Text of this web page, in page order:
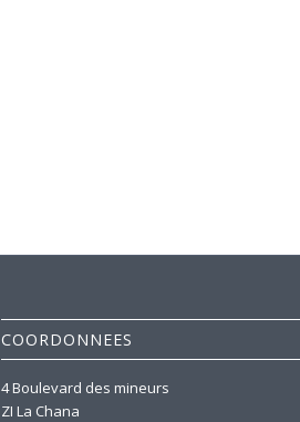
COORDONNEES
4 Boulevard des mineurs
ZI La Chana